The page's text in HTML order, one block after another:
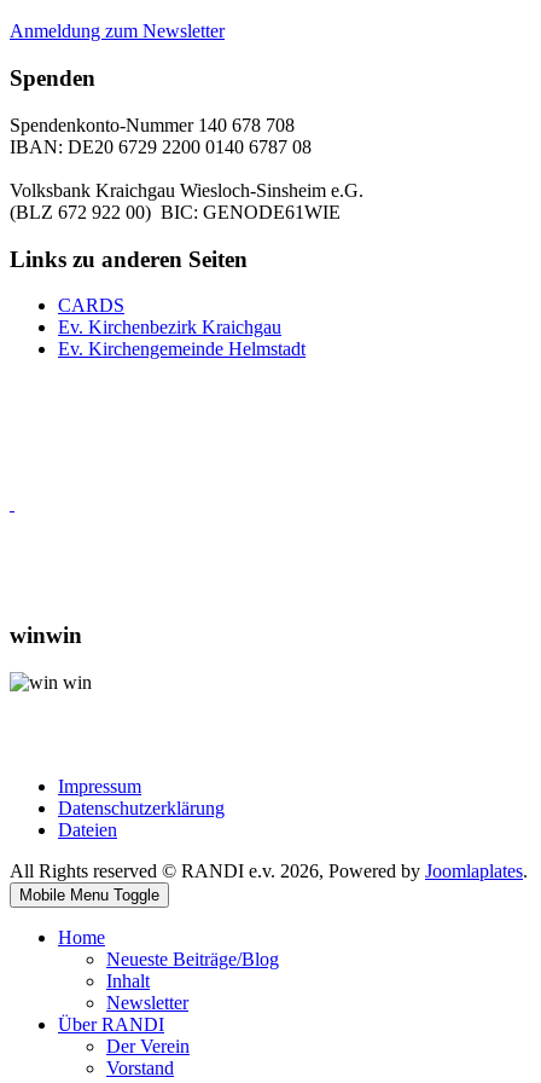
Anmeldung zum Newsletter
Spenden
Spendenkonto-Nummer 140 678 708
IBAN: DE20 6729 2200 0140 6787 08
Volksbank Kraichgau Wiesloch-Sinsheim e.G.
(BLZ 672 922 00) BIC: GENODE61WIE
Links zu anderen Seiten
CARDS
Ev. Kirchenbezirk Kraichgau
Ev. Kirchengemeinde Helmstadt
winwin
Impressum
Datenschutzerklärung
Dateien
All Rights reserved © RANDI e.v. 2026, Powered by Joomlaplates.
Mobile Menu Toggle
Home
Neueste Beiträge/Blog
Inhalt
Newsletter
Über RANDI
Der Verein
Vorstand